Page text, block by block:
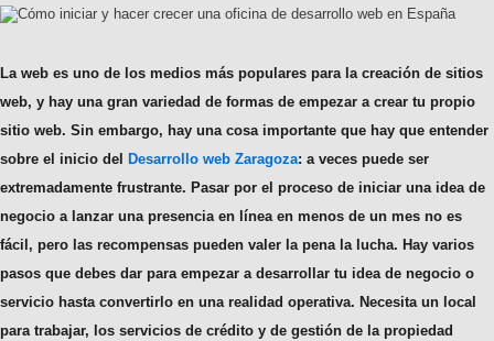
La web es uno de los medios más populares para la creación de sitios
web, y hay una gran variedad de formas de empezar a crear tu propio
sitio web. Sin embargo, hay una cosa importante que hay que entender
sobre el inicio del Desarrollo web Zaragoza: a veces puede ser
extremadamente frustrante. Pasar por el proceso de iniciar una idea de
negocio a lanzar una presencia en línea en menos de un mes no es
fácil, pero las recompensas pueden valer la pena la lucha. Hay varios
pasos que debes dar para empezar a desarrollar tu idea de negocio o
servicio hasta convertirlo en una realidad operativa. Necesita un local
para trabajar, los servicios de crédito y de gestión de la propiedad